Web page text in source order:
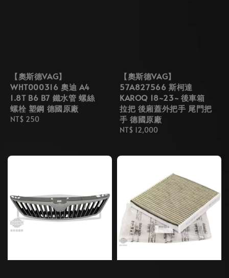
【奧斯德VAG】
WHT000316 奧迪 A4
1.8T B6 B7 鐵水管 螺絲
螺栓 塑鋼 德國原廠
Regular
NT$ 250
【奧斯德VAG】
57A827566 斯柯達
KAROQ 18~23~ 後車箱
拉把 後廂蓋外把手 尾門把
手 德國原廠
Regular
NT$ 12,000